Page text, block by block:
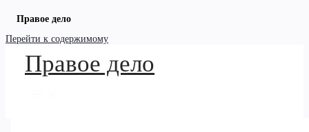
Правое дело
Перейти к содержимому
Правое дело